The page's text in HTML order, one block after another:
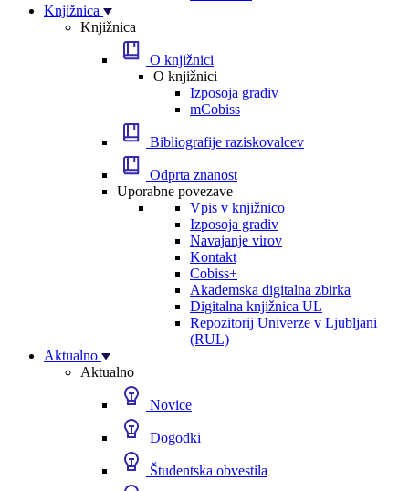
Knjižnica
Knjižnica
O knjižnici
O knjižnici
Izposoja gradiv
mCobiss
Bibliografije raziskovalcev
Odprta znanost
Uporabne povezave
Vpis v knjižnico
Izposoja gradiv
Navajanje virov
Kontakt
Cobiss+
Akademska digitalna zbirka
Digitalna knjižnica UL
Repozitorij Univerze v Ljubljani
(RUL)
Aktualno
Aktualno
Novice
Dogodki
Študentska obvestila